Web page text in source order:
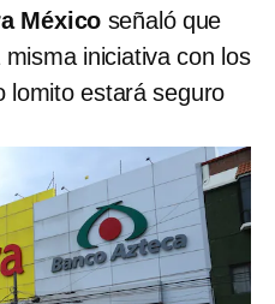
México señaló que
iniciativa con los
lomito estará seguro